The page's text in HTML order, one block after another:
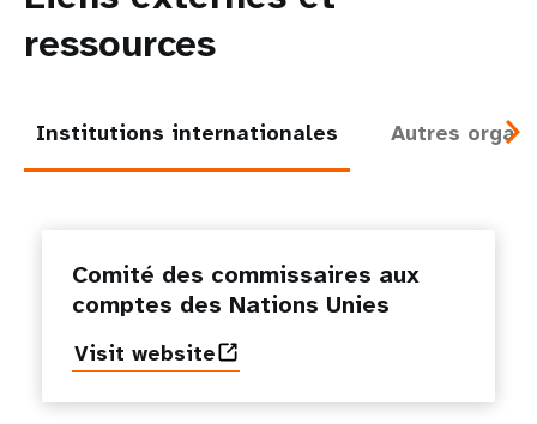
ressources
Institutions internationales Autres
Comité des commissaires aux
comptes des Nations Unies
Visit website